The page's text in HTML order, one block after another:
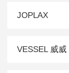
JOPLAX
VESSEL 威威